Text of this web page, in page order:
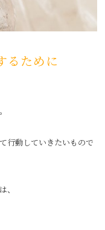
るために
行動していきたいもので
、